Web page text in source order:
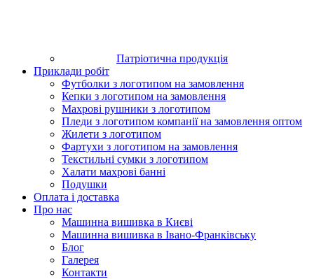
Патріотична продукція
Приклади робіт
Футболки з логотипом на замовлення
Кепки з логотипом на замовлення
Махрові рушники з логотипом
Пледи з логотипом компанії на замовлення оптом
Жилети з логотипом
Фартухи з логотипом на замовлення
Текстильні сумки з логотипом
Халати махрові банні
Подушки
Оплата і доставка
Про нас
Машинна вишивка в Києві
Машинна вишивка в Івано-Франківську
Блог
Галерея
Контакти